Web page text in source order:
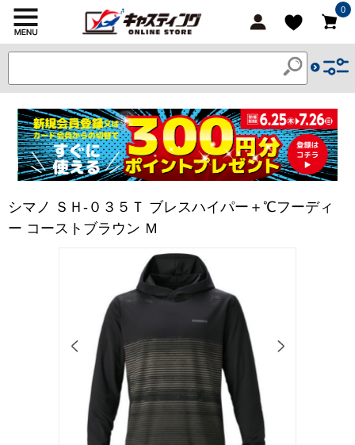
0
シマノ ＳＨ-０３５Ｔ ブレスハイパー＋℃フーディ
ー コーストブラウン Ｍ